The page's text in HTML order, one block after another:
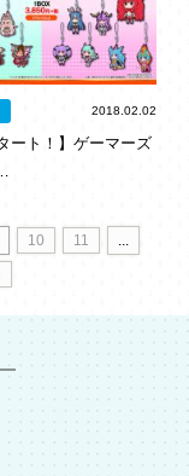
2018.02.02
ート！】ゲーマーズ
10 11